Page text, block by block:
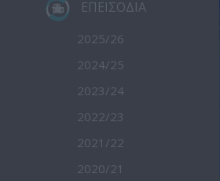
ΕΠΕΙΣΟΔΙΑ
2025/26
2024/25
2023/24
2022/23
2021/22
2020/21